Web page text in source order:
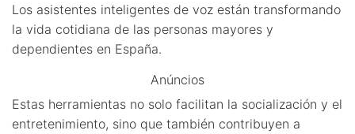
Los asistentes inteligentes de voz están transformando
la vida cotidiana de las personas mayores y
dependientes en España.
Anúncios
Estas herramientas no solo facilitan la socialización y el
entretenimiento, sino que también contribuyen a